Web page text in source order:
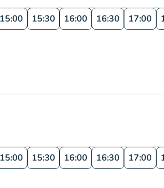
15:00 15:30 16:00 16:30 17:00
15:00 15:30 16:00 16:30 17:00